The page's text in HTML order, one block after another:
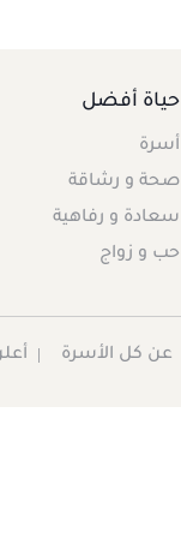
حياة أفضل
أسرة
صحة و رشاقة
سعادة و رفاهية
حب و زواج
عن كل الأسرة